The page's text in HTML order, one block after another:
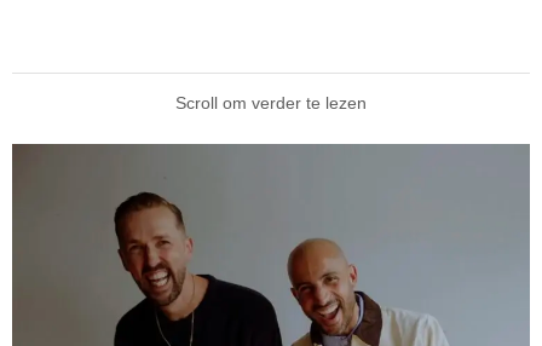
Scroll om verder te lezen